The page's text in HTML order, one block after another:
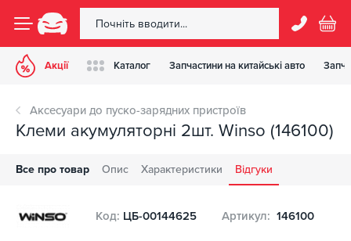
Акції Каталог Запчастини на китайські авто
Аксесуари до пуско-зарядних пристроїв
Клеми акумуляторні 2шт. Winso (146100)
Все про товар Опис Характеристики Відгуки
Код: ЦБ-00144625 Артикул: 146100